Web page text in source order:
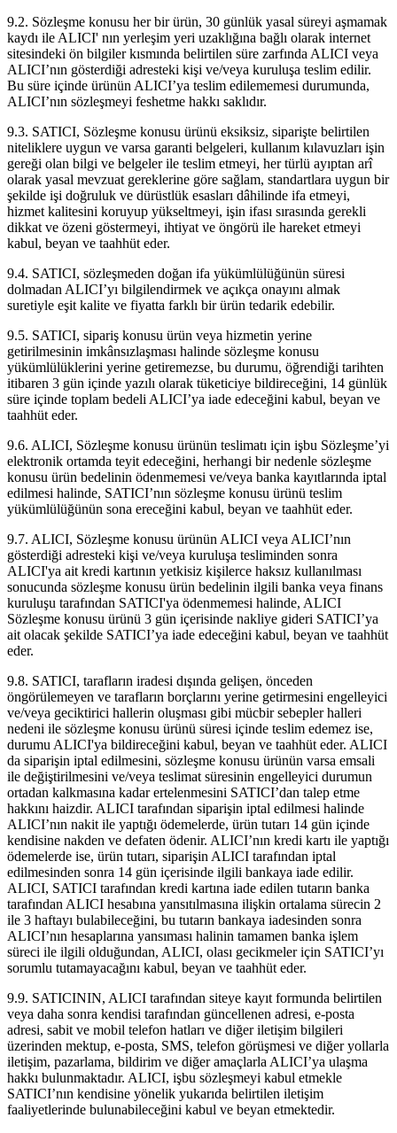
9.2. Sözleşme konusu her bir ürün, 30 günlük yasal süreyi aşmamak
kaydı ile ALICI' nın yerleşim yeri uzaklığına bağlı olarak internet
sitesindeki ön bilgiler kısmında belirtilen süre zarfında ALICI veya
ALICI’nın gösterdiği adresteki kişi ve/veya kuruluşa teslim edilir.
Bu süre içinde ürünün ALICI’ya teslim edilememesi durumunda,
ALICI’nın sözleşmeyi feshetme hakkı saklıdır.
9.3. SATICI, Sözleşme konusu ürünü eksiksiz, siparişte belirtilen
niteliklere uygun ve varsa garanti belgeleri, kullanım kılavuzları işin
gereği olan bilgi ve belgeler ile teslim etmeyi, her türlü ayıptan arî
olarak yasal mevzuat gereklerine göre sağlam, standartlara uygun bir
şekilde işi doğruluk ve dürüstlük esasları dâhilinde ifa etmeyi,
hizmet kalitesini koruyup yükseltmeyi, işin ifası sırasında gerekli
dikkat ve özeni göstermeyi, ihtiyat ve öngörü ile hareket etmeyi
kabul, beyan ve taahhüt eder.
9.4. SATICI, sözleşmeden doğan ifa yükümlülüğünün süresi
dolmadan ALICI’yı bilgilendirmek ve açıkça onayını almak
suretiyle eşit kalite ve fiyatta farklı bir ürün tedarik edebilir.
9.5. SATICI, sipariş konusu ürün veya hizmetin yerine
getirilmesinin imkânsızlaşması halinde sözleşme konusu
yükümlülüklerini yerine getiremezse, bu durumu, öğrendiği tarihten
itibaren 3 gün içinde yazılı olarak tüketiciye bildireceğini, 14 günlük
süre içinde toplam bedeli ALICI’ya iade edeceğini kabul, beyan ve
taahhüt eder.
9.6. ALICI, Sözleşme konusu ürünün teslimatı için işbu Sözleşme’yi
elektronik ortamda teyit edeceğini, herhangi bir nedenle sözleşme
konusu ürün bedelinin ödenmemesi ve/veya banka kayıtlarında iptal
edilmesi halinde, SATICI’nın sözleşme konusu ürünü teslim
yükümlülüğünün sona ereceğini kabul, beyan ve taahhüt eder.
9.7. ALICI, Sözleşme konusu ürünün ALICI veya ALICI’nın
gösterdiği adresteki kişi ve/veya kuruluşa tesliminden sonra
ALICI'ya ait kredi kartının yetkisiz kişilerce haksız kullanılması
sonucunda sözleşme konusu ürün bedelinin ilgili banka veya finans
kuruluşu tarafından SATICI'ya ödenmemesi halinde, ALICI
Sözleşme konusu ürünü 3 gün içerisinde nakliye gideri SATICI’ya
ait olacak şekilde SATICI’ya iade edeceğini kabul, beyan ve taahhüt
eder.
9.8. SATICI, tarafların iradesi dışında gelişen, önceden
öngörülemeyen ve tarafların borçlarını yerine getirmesini engelleyici
ve/veya geciktirici hallerin oluşması gibi mücbir sebepler halleri
nedeni ile sözleşme konusu ürünü süresi içinde teslim edemez ise,
durumu ALICI'ya bildireceğini kabul, beyan ve taahhüt eder. ALICI
da siparişin iptal edilmesini, sözleşme konusu ürünün varsa emsali
ile değiştirilmesini ve/veya teslimat süresinin engelleyici durumun
ortadan kalkmasına kadar ertelenmesini SATICI’dan talep etme
hakkını haizdir. ALICI tarafından siparişin iptal edilmesi halinde
ALICI’nın nakit ile yaptığı ödemelerde, ürün tutarı 14 gün içinde
kendisine nakden ve defaten ödenir. ALICI’nın kredi kartı ile yaptığı
ödemelerde ise, ürün tutarı, siparişin ALICI tarafından iptal
edilmesinden sonra 14 gün içerisinde ilgili bankaya iade edilir.
ALICI, SATICI tarafından kredi kartına iade edilen tutarın banka
tarafından ALICI hesabına yansıtılmasına ilişkin ortalama sürecin 2
ile 3 haftayı bulabileceğini, bu tutarın bankaya iadesinden sonra
ALICI’nın hesaplarına yansıması halinin tamamen banka işlem
süreci ile ilgili olduğundan, ALICI, olası gecikmeler için SATICI’yı
sorumlu tutamayacağını kabul, beyan ve taahhüt eder.
9.9. SATICININ, ALICI tarafından siteye kayıt formunda belirtilen
veya daha sonra kendisi tarafından güncellenen adresi, e-posta
adresi, sabit ve mobil telefon hatları ve diğer iletişim bilgileri
üzerinden mektup, e-posta, SMS, telefon görüşmesi ve diğer yollarla
iletişim, pazarlama, bildirim ve diğer amaçlarla ALICI’ya ulaşma
hakkı bulunmaktadır. ALICI, işbu sözleşmeyi kabul etmekle
SATICI’nın kendisine yönelik yukarıda belirtilen iletişim
faaliyetlerinde bulunabileceğini kabul ve beyan etmektedir.